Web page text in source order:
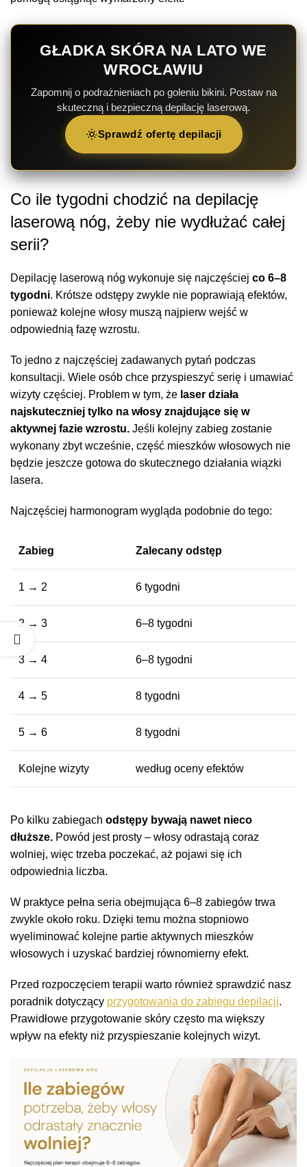
GŁADKA SKÓRA NA LATO WE
WROCŁAWIU
Zapomnij o podrażnieniach po goleniu bikini. Postaw na
skuteczną i bezpieczną depilację laserową.
Sprawdź ofertę depilacji
Co ile tygodni chodzić na depilację
laserową nóg, żeby nie wydłużać całej
serii?
Depilację laserową nóg wykonuje się najczęściej co 6–8
tygodni. Krótsze odstępy zwykle nie poprawiają efektów,
ponieważ kolejne włosy muszą najpierw wejść w
odpowiednią fazę wzrostu.
To jedno z najczęściej zadawanych pytań podczas
konsultacji. Wiele osób chce przyspieszyć serię i umawiać
wizyty częściej. Problem w tym, że laser działa
najskuteczniej tylko na włosy znajdujące się w
aktywnej fazie wzrostu. Jeśli kolejny zabieg zostanie
wykonany zbyt wcześnie, część mieszków włosowych nie
będzie jeszcze gotowa do skutecznego działania wiązki
lasera.
Najczęściej harmonogram wygląda podobnie do tego:
Zabieg Zalecany odstęp
1 → 2 6 tygodni
2 → 3 6–8 tygodni
3 → 4 6–8 tygodni
4 → 5 8 tygodni
5 → 6 8 tygodni
Kolejne wizyty według oceny efektów
Po kilku zabiegach odstępy bywają nawet nieco
dłuższe. Powód jest prosty – włosy odrastają coraz
wolniej, więc trzeba poczekać, aż pojawi się ich
odpowiednia liczba.
W praktyce pełna seria obejmująca 6–8 zabiegów trwa
zwykle około roku. Dzięki temu można stopniowo
wyeliminować kolejne partie aktywnych mieszków
włosowych i uzyskać bardziej równomierny efekt.
Przed rozpoczęciem terapii warto również sprawdzić nasz
poradnik dotyczący przygotowania do zabiegu depilacji.
Prawidłowe przygotowanie skóry często ma większy
wpływ na efekty niż przyspieszanie kolejnych wizyt.